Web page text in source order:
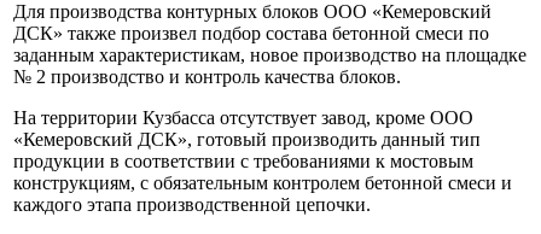
Для производства контурных блоков ООО «Кемеровский
ДСК» также произвел подбор состава бетонной смеси по
заданным характеристикам, новое производство на площадке
№ 2 производство и контроль качества блоков.
На территории Кузбасса отсутствует завод, кроме ООО
«Кемеровский ДСК», готовый производить данный тип
продукции в соответствии с требованиями к мостовым
конструкциям, с обязательным контролем бетонной смеси и
каждого этапа производственной цепочки.